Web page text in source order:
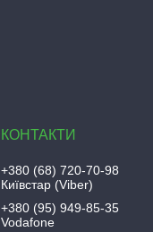
+380 (68) 720-70-98
Київстар (Viber)
+380 (95) 949-85-35
Vodafone